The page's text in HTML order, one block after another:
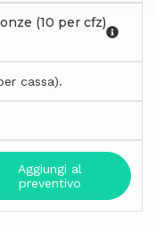
(10 per cfz)
cassa).
Aggiungi al
preventivo